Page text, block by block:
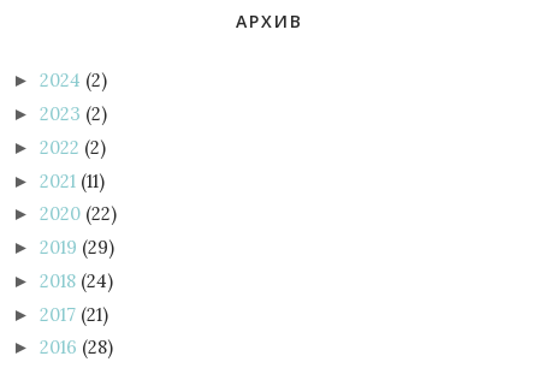
АРХИВ
► 2024 (2)
► 2023 (2)
► 2022 (2)
► 2021 (11)
► 2020 (22)
► 2019 (29)
► 2018 (24)
► 2017 (21)
► 2016 (28)